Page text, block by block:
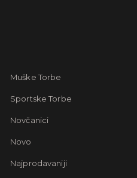
Muške Torbe
Sportske Torbe
Novčanici
Novo
Najprodavaniji